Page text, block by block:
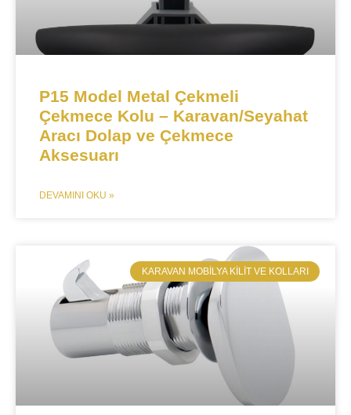
P15 Model Metal Çekmeli
Çekmece Kolu – Karavan/Seyahat
Aracı Dolap ve Çekmece
Aksesuarı​​
DEVAMINI OKU »
​KARAVAN MOBILYA KILIT VE KOLLARI